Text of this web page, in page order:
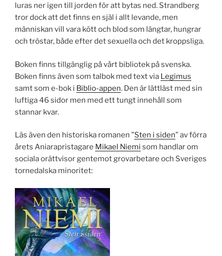
luras ner igen till jorden för att bytas ned. Strandberg
tror dock att det finns en själ i allt levande, men
människan vill vara kött och blod som längtar, hungrar
och tröstar, både efter det sexuella och det kroppsliga.
Boken finns tillgänglig på vårt bibliotek på svenska.
Boken finns även som talbok med text via Legimus
samt som e-bok i Biblio-appen. Den är lättläst med sin
luftiga 46 sidor men med ett tungt innehåll som
stannar kvar.
Läs även den historiska romanen ”Sten i siden” av förra
årets Aniarapristagare Mikael Niemi som handlar om
sociala orättvisor gentemot grovarbetare och Sveriges
tornedalska minoritet: